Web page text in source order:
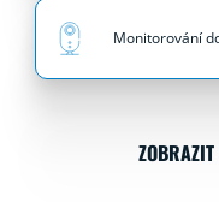
Monitorování